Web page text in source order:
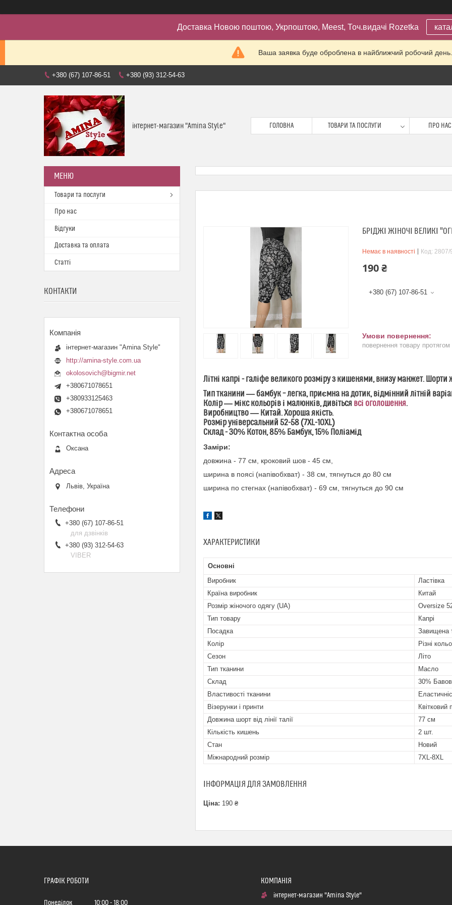
Доставка Новою поштою, Укрпоштою, Meest, Точ.видачі Rozetka
Ваша заявка буде оброблена в найближчий робочий день.
+380 (67) 107-86-51 +380 (93) 312-54-63
інтернет-магазин "Amina Style" ГОЛОВНА ТОВАРИ ТА ПОСЛУГИ ПРО НАС
БРІДЖІ ЖІНОЧІ ВЕЛИКІ
Немає в наявності Код: 2807/
190 ₴
+380 (67) 107-86-51
повернення товару протягом
Літні капрі - галіфе великого розміру з кишенями, внизу манжет. Шорти
Тип тканини ― бамбук – легка, приємна на дотик, відмінний літній
Колір ― мікс кольорів і малюнків, дивіться всі оголошення.
Виробництво ― Китай. Хороша якість.
Розмір універсальний 52-58 (7XL-10XL)
Склад - 30% Котон, 85% Бамбук, 15% Поліамід
Заміри:
довжина - 77 см, кроковий шов - 45 см,
ширина в поясі (напівобхват) - 38 см, тягнуться до 80 см
ширина по стегнах (напівобхват) - 69 см, тягнуться до 90 см
ХАРАКТЕРИСТИКИ
Основні
Виробник
Ластівка
Країна виробник
Китай
Розмір жіночого одягу (UA)
Oversize
Тип товару
Капрі
Посадка
Завищена
Колір
Різні
Сезон
Літо
Тип тканини
Масло
Склад
30%
Властивості тканини
Візерунки і принти
Квітковий
Довжина шорт від лінії талії
77 см
Кількість кишень
2 шт.
Стан
Новий
Міжнародний розмір
7XL-8XL
ІНФОРМАЦІЯ ДЛЯ ЗАМОВЛЕННЯ
Ціна: 190 ₴
Товари та послуги
Про нас
Відгуки
Доставка та оплата
Статті
КОНТАКТИ
інтернет-магазин "Amina Style"
http://amina-style.com.ua
okolosovich@bigmir.net
+380671078651
+380933125463
+380671078651
Оксана
Львів, Україна
+380 (67) 107-86-51
для дзвінків
+380 (93) 312-54-63
VIBER
ГРАФІК РОБОТИ
Понеділок 10:00 18:00
інтернет-магазин "Amina Style"